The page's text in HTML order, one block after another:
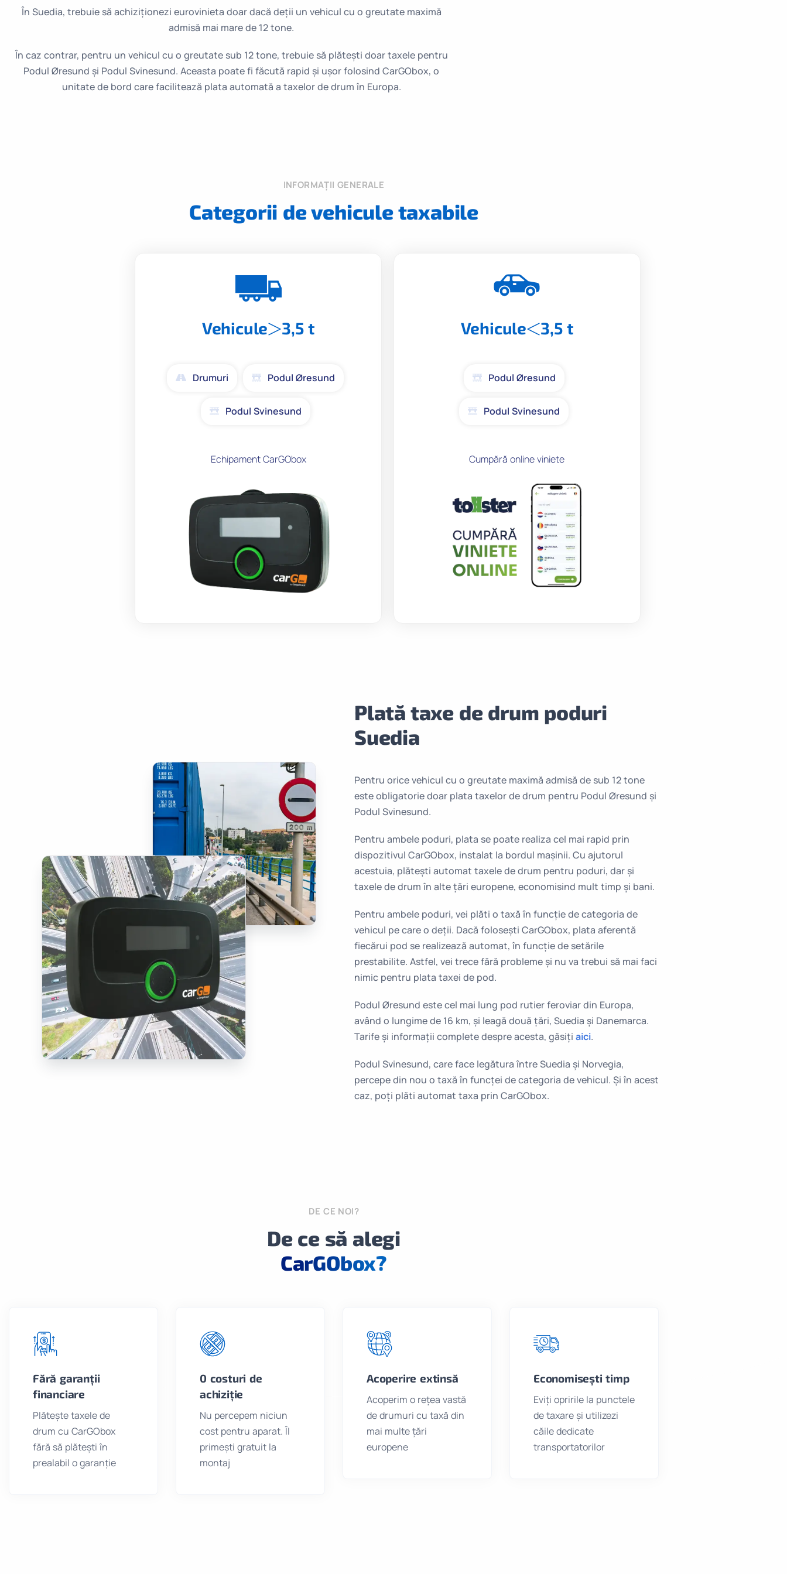
În Suedia, trebuie să achiziționezi eurovinieta doar dacă deții un vehicul cu o greutate maximă
admisă mai mare de 12 tone.
În caz contrar, pentru un vehicul cu o greutate sub 12 tone, trebuie să plătești doar taxele pentru
Podul Øresund și Podul Svinesund. Aceasta poate fi făcută rapid și ușor folosind CarGObox, o
unitate de bord care facilitează plata automată a taxelor de drum în Europa.
INFORMAȚII GENERALE
Categorii de vehicule taxabile
Vehicule 3,5 t
Drumuri Podul Øresund
Podul Svinesund
Echipament CarGObox
Vehicule 3,5 t
Podul Øresund
Podul Svinesund
Cumpără online viniete
Plată taxe de drum poduri
Suedia
Pentru orice vehicul cu o greutate maximă admisă de sub 12 tone
este obligatorie doar plata taxelor de drum pentru Podul Øresund și
Podul Svinesund.
Pentru ambele poduri, plata se poate realiza cel mai rapid prin
dispozitivul CarGObox, instalat la bordul mașinii. Cu ajutorul
acestuia, plătești automat taxele de drum pentru poduri, dar și
taxele de drum în alte țări europene, economisind mult timp și bani.
Pentru ambele poduri, vei plăti o taxă în funcție de categoria de
vehicul pe care o deții. Dacă folosești CarGObox, plata aferentă
fiecărui pod se realizează automat, în funcție de setările
prestabilite. Astfel, vei trece fără probleme și nu va trebui să mai faci
nimic pentru plata taxei de pod.
Podul Øresund este cel mai lung pod rutier feroviar din Europa,
având o lungime de 16 km, și leagă două țări, Suedia și Danemarca.
Tarife și informații complete despre acesta, găsiți aici.
Podul Svinesund, care face legătura între Suedia și Norvegia,
percepe din nou o taxă în funcței de categoria de vehicul. Și în acest
caz, poți plăti automat taxa prin CarGObox.
DE CE NOI?
De ce să alegi
CarGObox?
Fără garanții
financiare
Plătește taxele de
drum cu CarGObox
fără să plătești în
prealabil o garanție
0 costuri de
achiziție
Nu percepem niciun
cost pentru aparat. Îl
primești gratuit la
montaj
Acoperire extinsă
Acoperim o rețea vastă
de drumuri cu taxă din
mai multe țări
europene
Economisești timp
Eviți opririle la punctele
de taxare și utilizezi
căile dedicate
transportatorilor